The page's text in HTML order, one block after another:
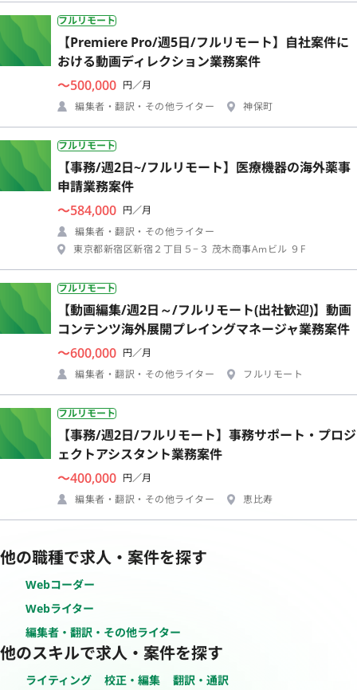
フルリモート
【Premiere Pro/週5日/フルリモート】自社案件に
おける動画ディレクション業務案件
〜500,000 円／月
編集者・翻訳・その他ライター
神保町
フルリモート
【事務/週2日~/フルリモート】医療機器の海外薬事
申請業務案件
〜584,000 円／月
編集者・翻訳・その他ライター
東京都新宿区新宿２丁目５−３ 茂木商事Amビル ９F
フルリモート
【動画編集/週2日～/フルリモート(出社歓迎)】動画
コンテンツ海外展開プレイングマネージャ業務案件
〜600,000 円／月
編集者・翻訳・その他ライター
フルリモート
フルリモート
【事務/週2日/フルリモート】事務サポート・プロジ
ェクトアシスタント業務案件
〜400,000 円／月
編集者・翻訳・その他ライター
恵比寿
他の職種で求人・案件を探す
Webコーダー
Webライター
編集者・翻訳・その他ライター
他のスキルで求人・案件を探す
ライティング 校正・編集 翻訳・通訳